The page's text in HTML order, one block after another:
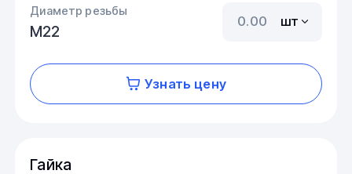
Диаметр резьбы
М22
шт
Узнать цену
Гайка